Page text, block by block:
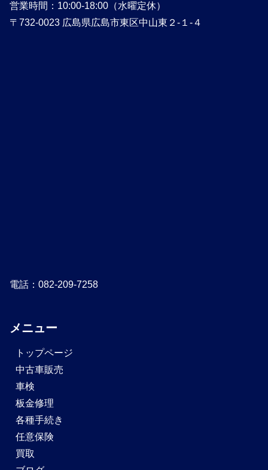
営業時間：10:00-18:00（水曜定休）
〒732-0023 広島県広島市東区中山東２-１-４
電話：082-209-7258
メニュー
トップページ
中古車販売
車検
板金修理
各種手続き
任意保険
買取